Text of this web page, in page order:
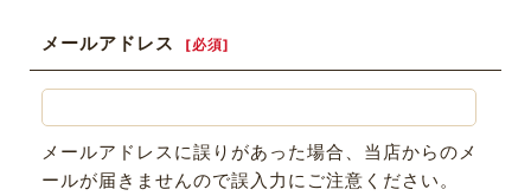
メールアドレス [必須]
メールアドレスに誤りがあった場合、当店からのメ
ールが届きませんので誤入力にご注意ください。